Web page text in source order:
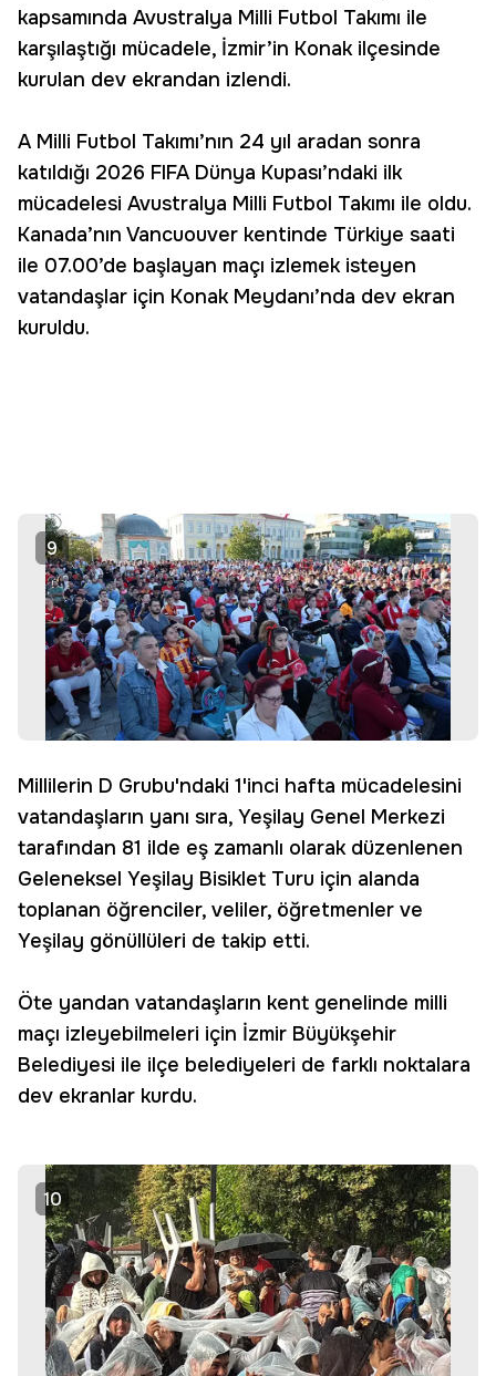
kapsamında Avustralya Milli Futbol Takımı ile
karşılaştığı mücadele, İzmir’in Konak ilçesinde
kurulan dev ekrandan izlendi.
A Milli Futbol Takımı’nın 24 yıl aradan sonra
katıldığı 2026 FIFA Dünya Kupası’ndaki ilk
mücadelesi Avustralya Milli Futbol Takımı ile oldu.
Kanada’nın Vancuouver kentinde Türkiye saati
ile 07.00’de başlayan maçı izlemek isteyen
vatandaşlar için Konak Meydanı’nda dev ekran
kuruldu.
9
Millilerin D Grubu'ndaki 1'inci hafta mücadelesini
vatandaşların yanı sıra, Yeşilay Genel Merkezi
tarafından 81 ilde eş zamanlı olarak düzenlenen
Geleneksel Yeşilay Bisiklet Turu için alanda
toplanan öğrenciler, veliler, öğretmenler ve
Yeşilay gönüllüleri de takip etti.
Öte yandan vatandaşların kent genelinde milli
maçı izleyebilmeleri için İzmir Büyükşehir
Belediyesi ile ilçe belediyeleri de farklı noktalara
dev ekranlar kurdu.
10